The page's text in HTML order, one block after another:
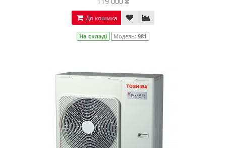
До кошика
На складі Модель: 981